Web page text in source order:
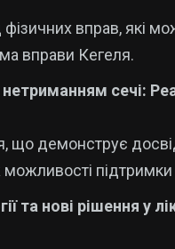
фізичних вправ, які
вправи Кегеля.
сечі:
що демонструє
підтримки
та нові рішення у